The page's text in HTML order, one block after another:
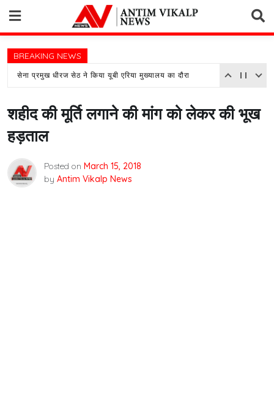
content
BREAKING NEWS
सेना प्रमुख धीरज सेठ ने किया यूबी एरिया मुख्यालय का दौरा
शहीद की मूर्ति लगाने की मांग को लेकर की भूख
हड़ताल
Posted on March 15, 2018
by Antim Vikalp News